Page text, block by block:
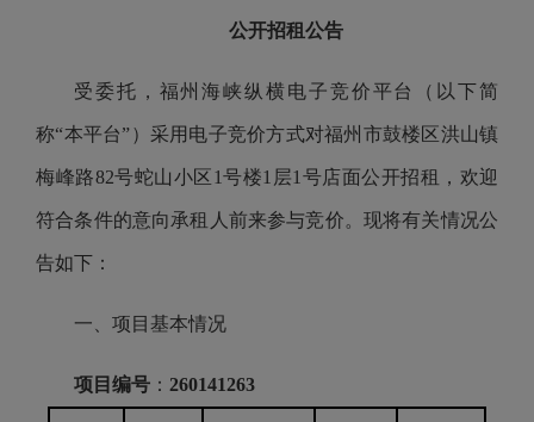
公开招租公告
受委托，福州海峡纵横电子竞价平台（以下简
称“本平台”）采用电子竞价方式对福州市鼓楼区洪山镇
梅峰路82号蛇山小区1号楼1层1号店面公开招租，欢迎
符合条件的意向承租人前来参与竞价。现将有关情况公
告如下：
一、项目基本情况
项目编号 ： 260141263